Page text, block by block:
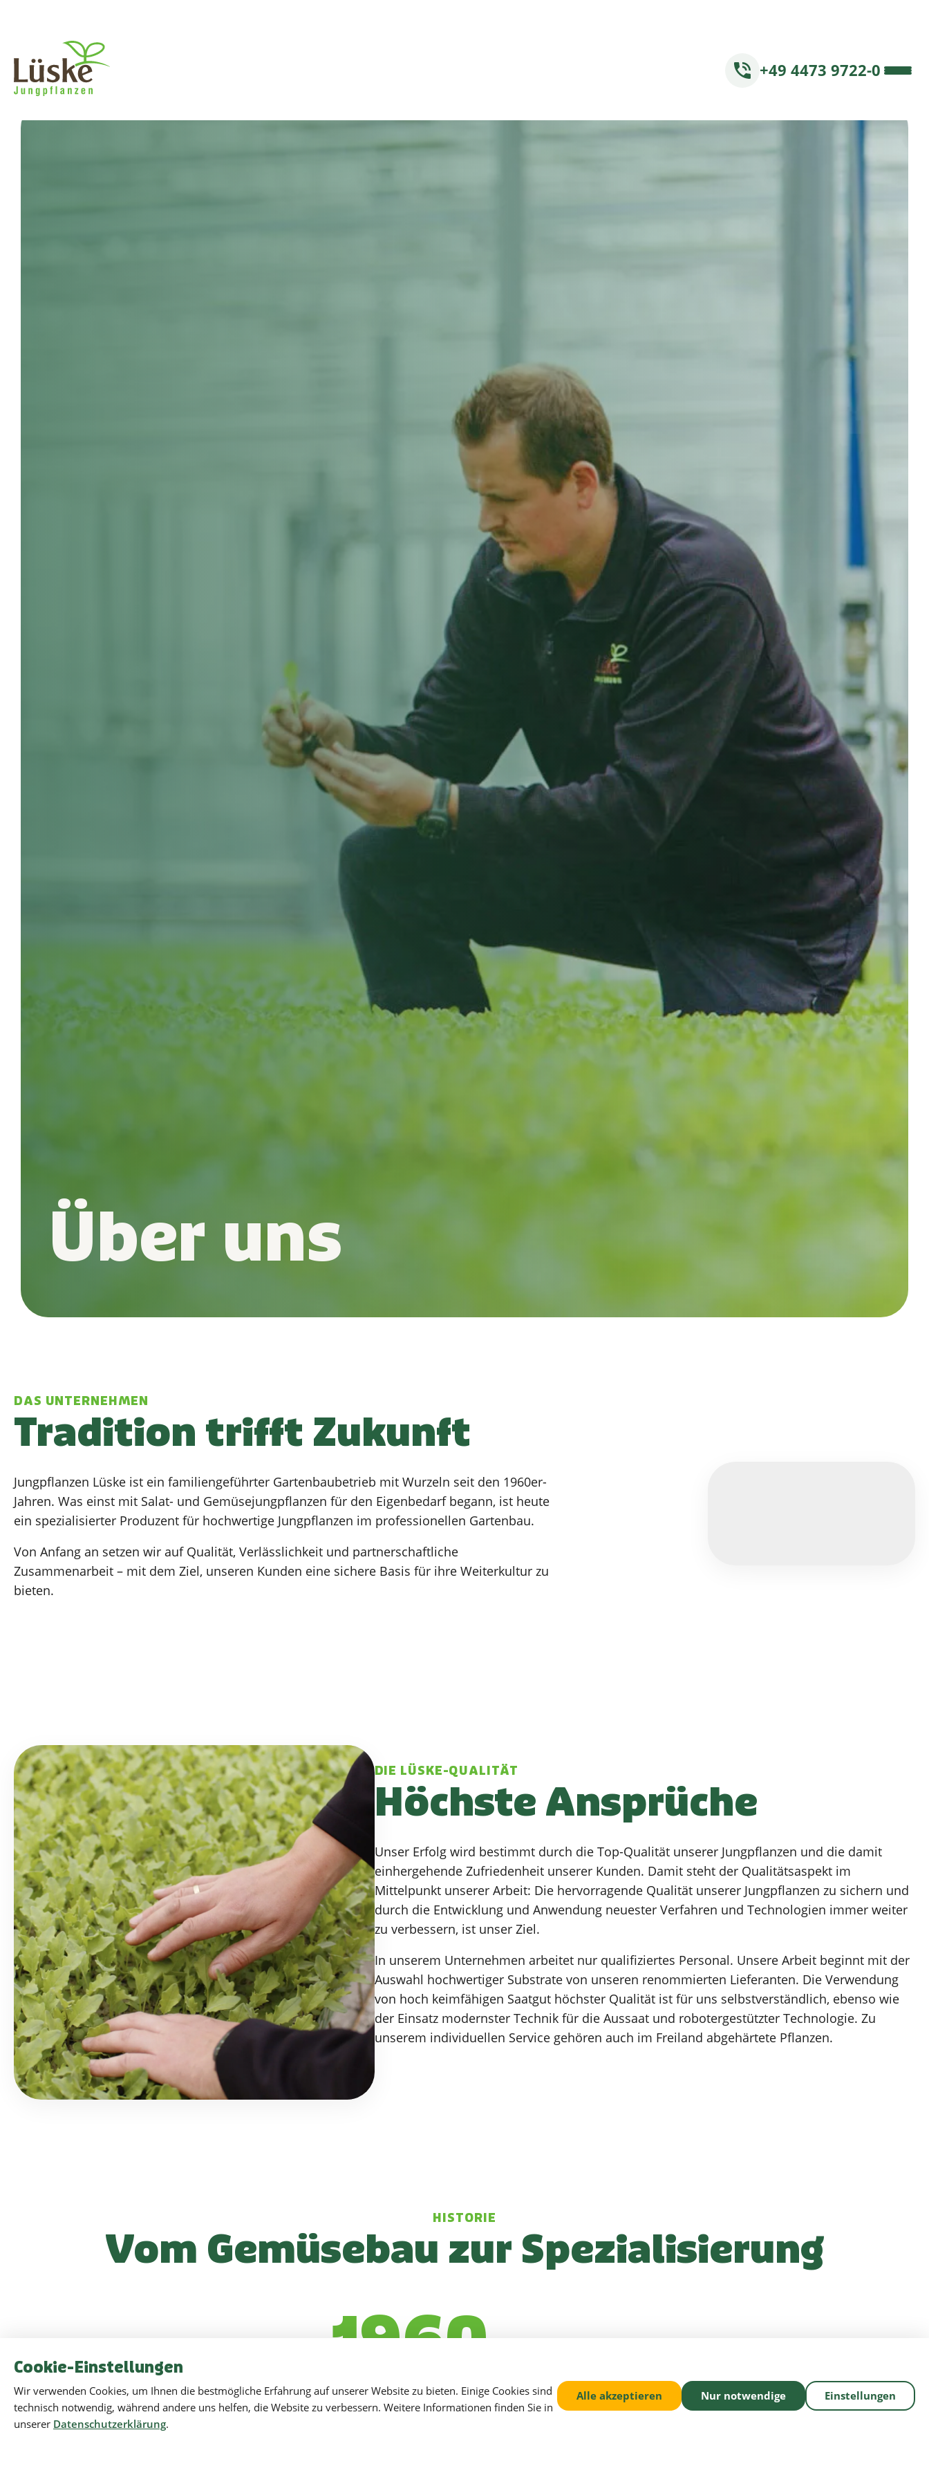
Über uns
DAS UNTERNEHMEN
Tradition trifft Zukunft
Jungpflanzen Lüske ist ein familiengeführter Gartenbaubetrieb mit Wurzeln seit den 1960er-
Jahren. Was einst mit Salat- und Gemüsejungpflanzen für den Eigenbedarf begann, ist heute
ein spezialisierter Produzent für hochwertige Jungpflanzen im professionellen Gartenbau.
Von Anfang an setzen wir auf Qualität, Verlässlichkeit und partnerschaftliche
Zusammenarbeit – mit dem Ziel, unseren Kunden eine sichere Basis für ihre Weiterkultur zu
bieten.
DIE LÜSKE-QUALITÄT
Höchste Ansprüche
Unser Erfolg wird bestimmt durch die Top-Qualität unserer Jungpflanzen und die damit
einhergehende Zufriedenheit unserer Kunden. Damit steht der Qualitätsaspekt im
Mittelpunkt unserer Arbeit: Die hervorragende Qualität unserer Jungpflanzen zu sichern und
durch die Entwicklung und Anwendung neuester Verfahren und Technologien immer weiter
zu verbessern, ist unser Ziel.
In unserem Unternehmen arbeitet nur qualifiziertes Personal. Unsere Arbeit beginnt mit der
Auswahl hochwertiger Substrate von unseren renommierten Lieferanten. Die Verwendung
von hoch keimfähigen Saatgut höchster Qualität ist für uns selbstverständlich, ebenso wie
der Einsatz modernster Technik für die Aussaat und robotergestützter Technologie. Zu
unserem individuellen Service gehören auch im Freiland abgehärtete Pflanzen.
HISTORIE
Vom Gemüsebau zur Spezialisierung
1960
Die Unternehmensgründer Heinrich und Louise Lüske
begannen 1960 mit der Produktion von Salat- und
Wir verwenden Cookies, um Ihnen die bestmögliche Erfahrung auf unserer Website zu bieten. Einige Cookies sind
technisch notwendig, während andere uns helfen, die Website zu verbessern. Weitere Informationen finden Sie in
unsererDatenschutzerklärung.